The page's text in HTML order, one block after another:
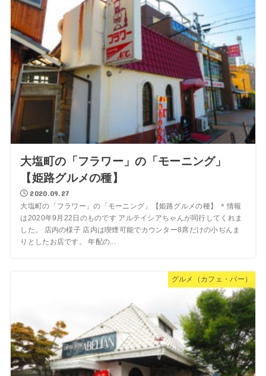
大塩町の「フラワー」の「モーニング」
【姫路グルメの種】
2020.09.27
大塩町の「フラワー」の「モーニング」【姫路グルメの種】 ＊情報
は2020年9月22日のものです アルテイシアちゃんが同行してくれま
した。 店内の様子 店内は喫煙可能でカウンター8席だけの小ぢんま
りとしたお店です。 年配の...
グルメ（カフェ・バー）